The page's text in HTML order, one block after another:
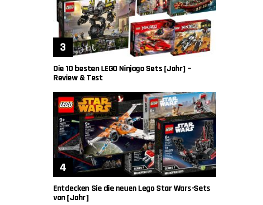
Die 10 besten LEGO Ninjago Sets [Jahr] –
Review & Test
Entdecken Sie die neuen Lego Star Wars-Sets
von [Jahr]